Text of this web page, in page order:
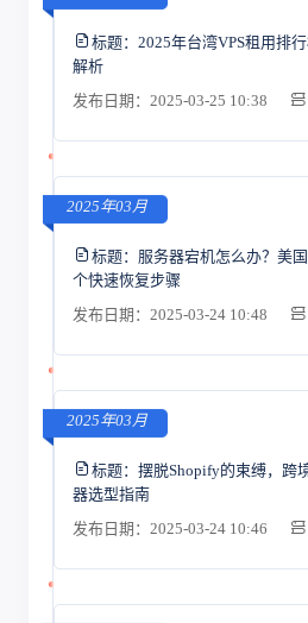
标题： 2025年台湾VPS租用排
解析
发布日期：2025-03-25 10:38
2025年03月
标题： 服务器宕机怎么办？美
个快速恢复步骤
发布日期：2025-03-24 10:48
2025年03月
标题： 摆脱Shopify的束缚，跨
器选型指南
发布日期：2025-03-24 10:46